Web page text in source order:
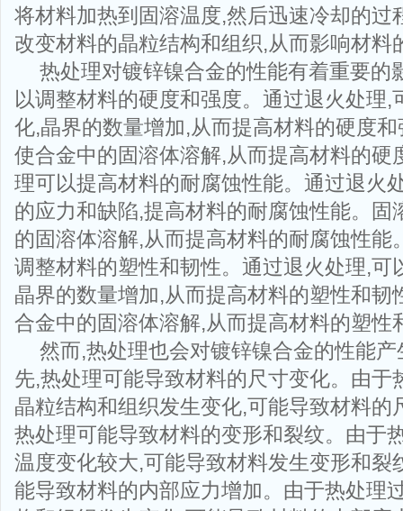
将材料加热到固溶温度,然后迅速冷却的过
改变材料的晶粒结构和组织,从而影响材料
热处理对镀锌镍合金的性能有着重要的
以调整材料的硬度和强度。通过退火处理,
化,晶界的数量增加,从而提高材料的硬度
使合金中的固溶体溶解,从而提高材料的硬
理可以提高材料的耐腐蚀性能。通过退火
的应力和缺陷,提高材料的耐腐蚀性能。固
的固溶体溶解,从而提高材料的耐腐蚀性能
调整材料的塑性和韧性。通过退火处理,可
晶界的数量增加,从而提高材料的塑性和韧
合金中的固溶体溶解,从而提高材料的塑性
然而,热处理也会对镀锌镍合金的性能
先,热处理可能导致材料的尺寸变化。由于
晶粒结构和组织发生变化,可能导致材料的
热处理可能导致材料的变形和裂纹。由于
温度变化较大,可能导致材料发生变形和裂
能导致材料的内部应力增加。由于热处理